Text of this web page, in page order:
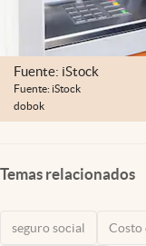
Fuente: iStock
Fuente: iStock
dobok
Temas relacionados
seguro social Costo